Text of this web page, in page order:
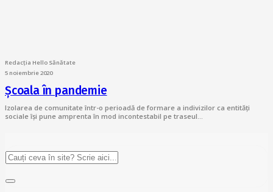
Redacția Hello Sănătate
5 noiembrie 2020
Școala în pandemie
Izolarea de comunitate într-o perioadă de formare a indivizilor ca entități
sociale își pune amprenta în mod incontestabil pe traseul…